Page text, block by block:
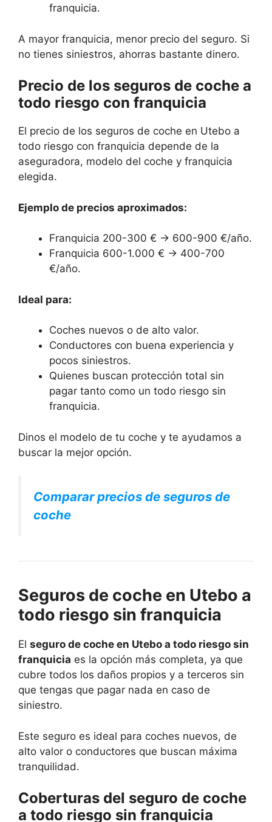
franquicia.
A mayor franquicia, menor precio del seguro. Si
no tienes siniestros, ahorras bastante dinero.
Precio de los seguros de coche a
todo riesgo con franquicia
El precio de los seguros de coche en Utebo a
todo riesgo con franquicia depende de la
aseguradora, modelo del coche y franquicia
elegida.
Ejemplo de precios aproximados:
Franquicia 200-300 € → 600-900 €/año.
Franquicia 600-1.000 € → 400-700
€/año.
Ideal para:
Coches nuevos o de alto valor.
Conductores con buena experiencia y
pocos siniestros.
Quienes buscan protección total sin
pagar tanto como un todo riesgo sin
franquicia.
Dinos el modelo de tu coche y te ayudamos a
buscar la mejor opción.
Comparar precios de seguros de
coche
Seguros de coche en Utebo a
todo riesgo sin franquicia
El seguro de coche en Utebo a todo riesgo sin
franquicia es la opción más completa, ya que
cubre todos los daños propios y a terceros sin
que tengas que pagar nada en caso de
siniestro.
Este seguro es ideal para coches nuevos, de
alto valor o conductores que buscan máxima
tranquilidad.
Coberturas del seguro de coche
a todo riesgo sin franquicia